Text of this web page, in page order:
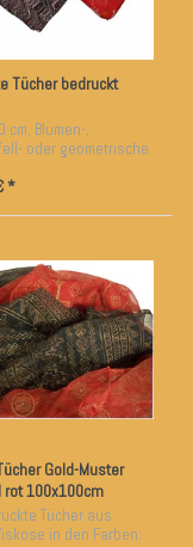
Tücher bedruckt
cm, Blumen-,
oder geometrische
*
Gold-Muster
rot 100x100cm
Tücher aus
in den Farben: